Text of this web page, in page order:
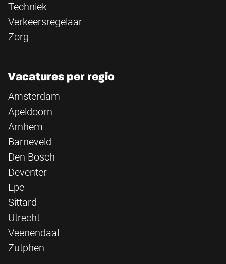
Techniek
Verkeersregelaar
Zorg
Vacatures per regio
Amsterdam
Apeldoorn
Arnhem
Barneveld
Den Bosch
Deventer
Epe
Sittard
Utrecht
Veenendaal
Zutphen